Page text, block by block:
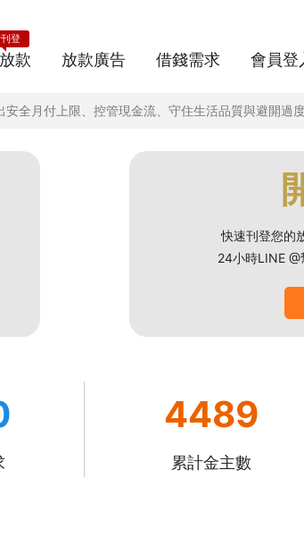
款
登
放款廣告 借錢需求 會員登
安全月付上限、控管現金流、守住生活品質與避開過
快速刊登您的
24小時LINE
4489
累計金主數